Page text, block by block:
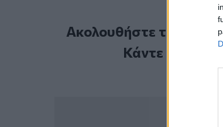
Ακολουθήστε το
Κάντε